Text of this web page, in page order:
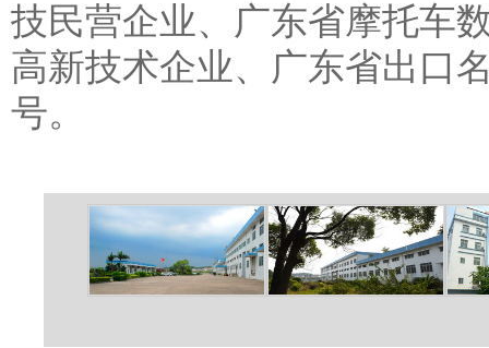
技民营企业、广东省摩托车
高新技术企业、广东省出口
号。